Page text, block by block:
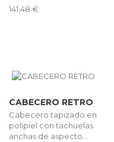
141,48 €
CABECERO RETRO
Cabecero tapizado en
polipiel con tachuelas
anchas de aspecto...